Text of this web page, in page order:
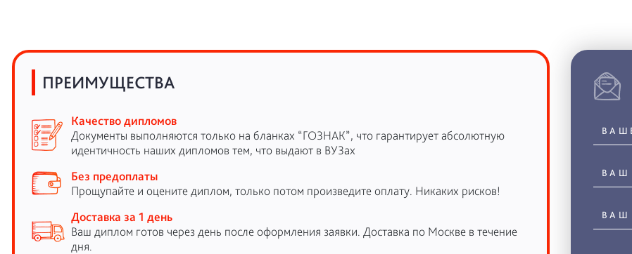
ПРЕИМУЩЕСТВА
Качество дипломов
Документы выполняются только на бланках “ГОЗНАК”, что гарантирует абсолютную
идентичность наших дипломов тем, что выдают в ВУЗах
Без предоплаты
Прощупайте и оцените диплом, только потом произведите оплату. Никаких рисков!
Доставка за 1 день
Ваш диплом готов через день после оформления заявки. Доставка по Москве в течение
дня.